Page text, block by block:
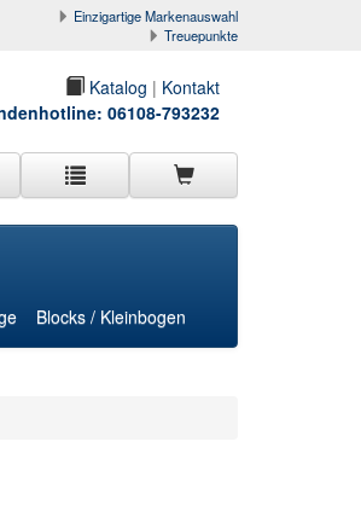
Einzigartige Markenauswahl
Treuepunkte
Katalog | Kontakt
06108-793232
Blocks / Kleinbogen